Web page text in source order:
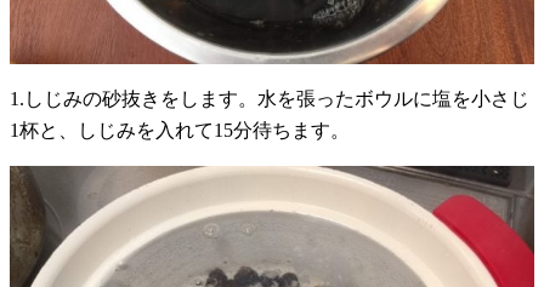
1.しじみの砂抜きをします。水を張ったボウルに塩を小さじ
1杯と、しじみを入れて15分待ちます。